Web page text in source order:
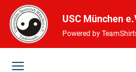
USC München
Powered by